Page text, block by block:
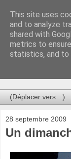
Au
La connerie étant
entrevoir une
de
28 septembre 2009
Un
This site uses
and to analyze
shared with
metrics to
statistics, and to